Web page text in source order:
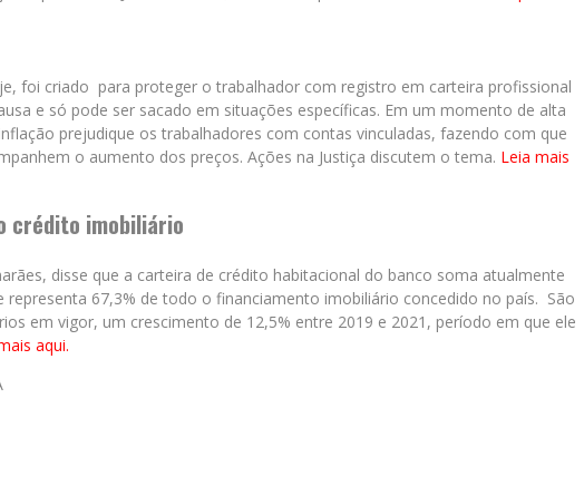
foi criado para proteger o trabalhador com registro em carteira profissional
e só pode ser sacado em situações específicas. Em um momento de alta
prejudique os trabalhadores com contas vinculadas, fazendo com que
o aumento dos preços. Ações na Justiça discutem o tema. Leia mais
crédito imobiliário
disse que a carteira de crédito habitacional do banco soma atualmente
representa 67,3% de todo o financiamento imobiliário concedido no país. São
em vigor, um crescimento de 12,5% entre 2019 e 2021, período em que ele
aqui.